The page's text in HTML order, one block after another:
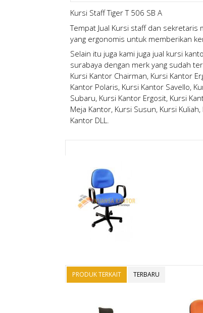
Kursi Staff Tiger T 506 SB A
Tempat Jual Kursi staff dan sekretaris
yang ergonomis untuk memberikan
Selain itu juga kami juga jual kursi
surabaya dengan merk yang sudah
Kursi Kantor Chairman, Kursi Kantor
Kantor Polaris, Kursi Kantor Savello,
Subaru, Kursi Kantor Ergosit, Kursi
Meja Kantor, Kursi Susun, Kursi
Kantor DLL.
PRODUK TERKAIT TERBARU